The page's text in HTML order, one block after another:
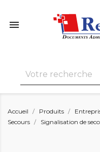

Accueil Produits
Secours
Signalisation de